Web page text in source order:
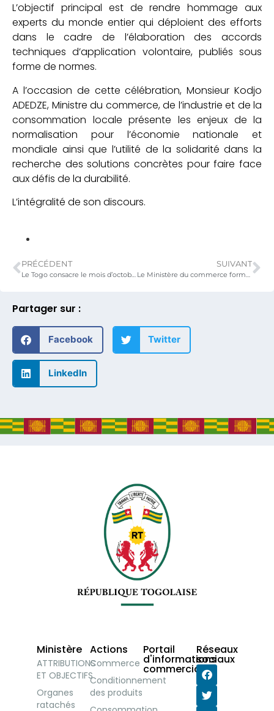
Partager sur :
Facebook Twitter
LinkedIn
L’objectif principal est de rendre hommage aux
experts du monde entier qui déploient des efforts
dans le cadre de l’élaboration des accords
techniques d’application volontaire, publiés sous
forme de normes.
A l’occasion de cette célébration, Monsieur Kodjo
ADEDZE, Ministre du commerce, de l’industrie et de la
consommation locale présente les enjeux de la
normalisation pour l’économie nationale et
mondiale ainsi que l’utilité de la solidarité dans la
recherche des solutions concrètes pour faire face
aux défis de la durabilité.
L’intégralité de son discours.
PRÉCÉDENT SUIVANT
Ministère
ATTRIBUTIONS
ET OBJECTIFS
Organes
ratachés
Actions
Commerce
Conditionnement
des produits
Portail
d'informations
commerciales
Réseaux
sociaux